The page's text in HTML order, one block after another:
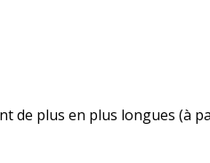
de plus en plus longues (à